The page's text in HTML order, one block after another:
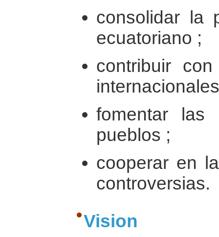
consolidar la
ecuatoriano ;
contribuir
fomentar las
pueblos ;
cooperar en
controversias.
Vision